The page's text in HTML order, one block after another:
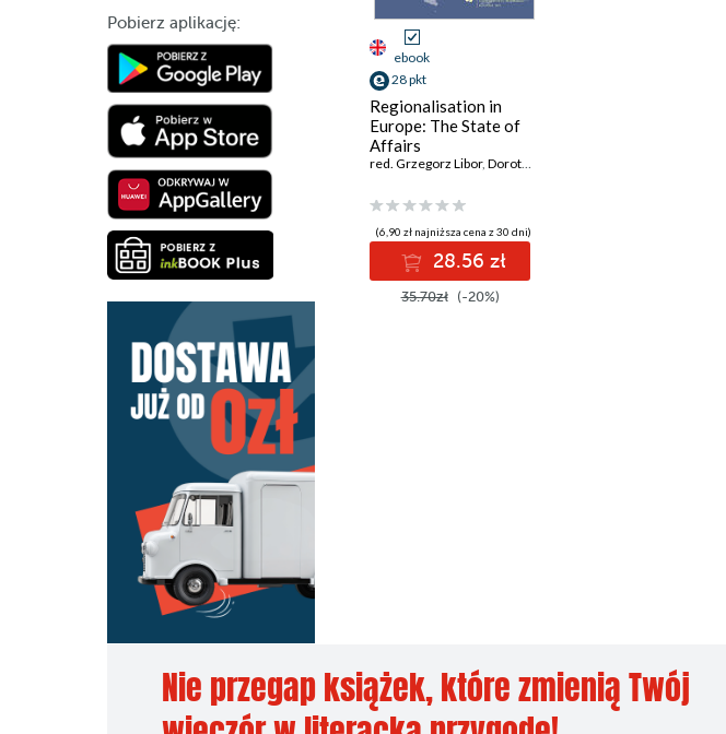
Pobierz aplikację:
ebook
28 pkt
Regionalisation in
Europe: The State of
Affairs
red. Grzegorz Libor, Dorota Nowalska-Kapuścik
(6,90 zł najniższa cena z 30 dni)
28.56 zł
35.70zł (-20%)
Nie przegap książek, które zmienią Twój